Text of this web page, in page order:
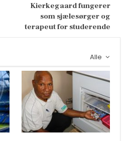
Kierkegaard fungerer
som sjælesørger og
terapeut for studerende
Alle